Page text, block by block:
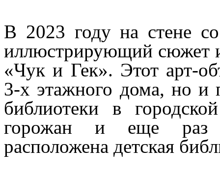
В 2023 году на стене
иллюстрирующий сюжет
«Чук и Гек». Этот арт-
3-х этажного дома, но и
библиотеки в
горожан и еще раз
расположена детская